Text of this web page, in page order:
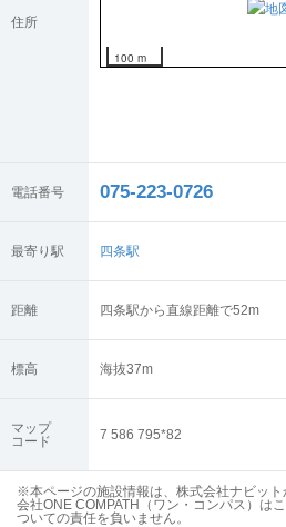
住所
100 m
電話番号 075-223-0726
最寄り駅 四条駅
距離 四条駅から直線距離で52m
標高 海抜37m
マップ
コード
7 586 795*82
※本ページの施設情報は、株式会社ナビッ
会社ONE COMPATH（ワン・コンパス）は
ついての責任を負いません。